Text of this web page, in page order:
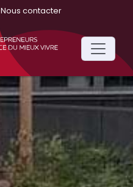
Nous contacter